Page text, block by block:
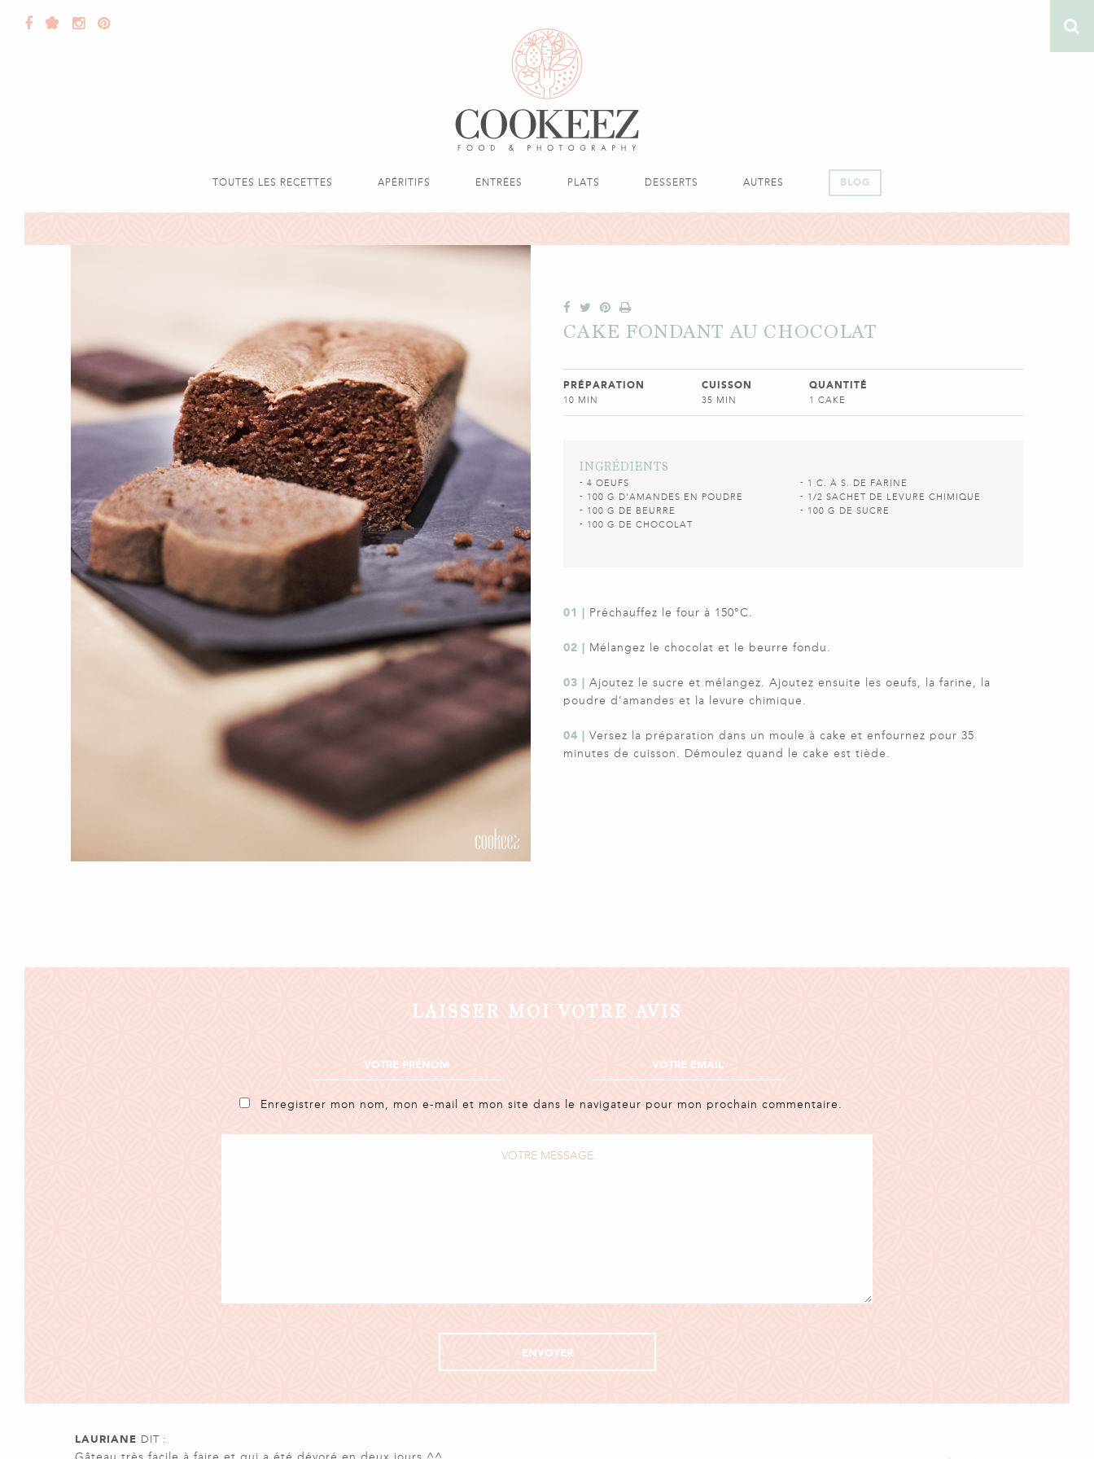
TOUTES LES RECETTES APÉRITIFS ENTRÉES PLATS DESSERTS AUTRES BLOG
CAKE FONDANT AU CHOCOLAT
PRÉPARATION
10 MIN
CUISSON
35 MIN
QUANTITÉ
1 CAKE
INGRÉDIENTS
4 OEUFS
100 G D'AMANDES EN POUDRE
100 G DE BEURRE
100 G DE CHOCOLAT
1 C. À S. DE FARINE
1/2 SACHET DE LEVURE CHIMIQUE
100 G DE SUCRE
01 | Préchauffez le four à 150°C.
02 | Mélangez le chocolat et le beurre fondu.
03 | Ajoutez le sucre et mélangez. Ajoutez ensuite les oeufs, la farine, la
poudre d’amandes et la levure chimique.
04 | Versez la préparation dans un moule à cake et enfournez pour 35
minutes de cuisson. Démoulez quand le cake est tiède.
LAISSER MOI VOTRE AVIS
Enregistrer mon nom, mon e-mail et mon site dans le navigateur pour mon prochain commentaire.
LAURIANE DIT :